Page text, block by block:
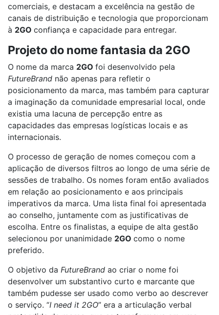
comerciais, e destacam a excelência na gestão de
canais de distribuição e tecnologia que proporcionam
à 2GO confiança e capacidade para entregar.
Projeto do nome fantasia da 2GO
O nome da marca 2GO foi desenvolvido pela
FutureBrand não apenas para refletir o
posicionamento da marca, mas também para capturar
a imaginação da comunidade empresarial local, onde
existia uma lacuna de percepção entre as
capacidades das empresas logísticas locais e as
internacionais.
O processo de geração de nomes começou com a
aplicação de diversos filtros ao longo de uma série de
sessões de trabalho. Os nomes foram então avaliados
em relação ao posicionamento e aos principais
imperativos da marca. Uma lista final foi apresentada
ao conselho, juntamente com as justificativas de
escolha. Entre os finalistas, a equipe de alta gestão
selecionou por unanimidade 2GO como o nome
preferido.
O objetivo da FutureBrand ao criar o nome foi
desenvolver um substantivo curto e marcante que
também pudesse ser usado como verbo ao descrever
o serviço. “I need it 2GO” era a articulação verbal